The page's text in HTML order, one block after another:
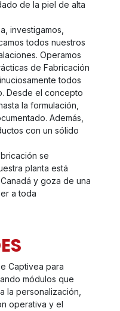
de la piel de alta
investigamos,
todos nuestros
Operamos
de Fabricación
todos
Desde el concepto
la formulación,
Además,
con un sólido
se
planta está
y goza de una
a toda
Captivea para
módulos que
la personalización,
operativa y el